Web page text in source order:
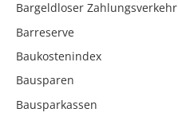
Bargeldloser Zahlungsverkehr
Barreserve
Baukostenindex
Bausparen
Bausparkassen